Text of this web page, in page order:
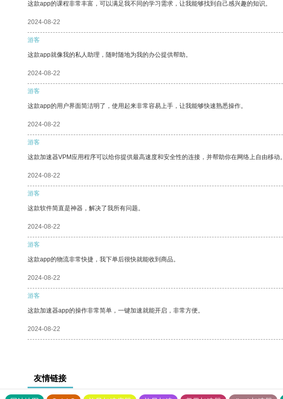
这款app的课程非常丰富，可以满足我不同的学习需求，让我能够找到自己感兴趣的知识。
2024-08-22
游客
这款app就像我的私人助理，随时随地为我的办公提供帮助。
2024-08-22
游客
这款app的用户界面简洁明了，使用起来非常容易上手，让我能够快速熟悉操作。
2024-08-22
游客
这款加速器VPM应用程序可以给你提供最高速度和安全性的连接，并帮助你在网络上自由移动。
2024-08-22
游客
这款软件简直是神器，解决了我所有问题。
2024-08-22
游客
这款app的物流非常快捷，我下单后很快就能收到商品。
2024-08-22
游客
这款加速器app的操作非常简单，一键加速就能开启，非常方便。
2024-08-22
友情链接